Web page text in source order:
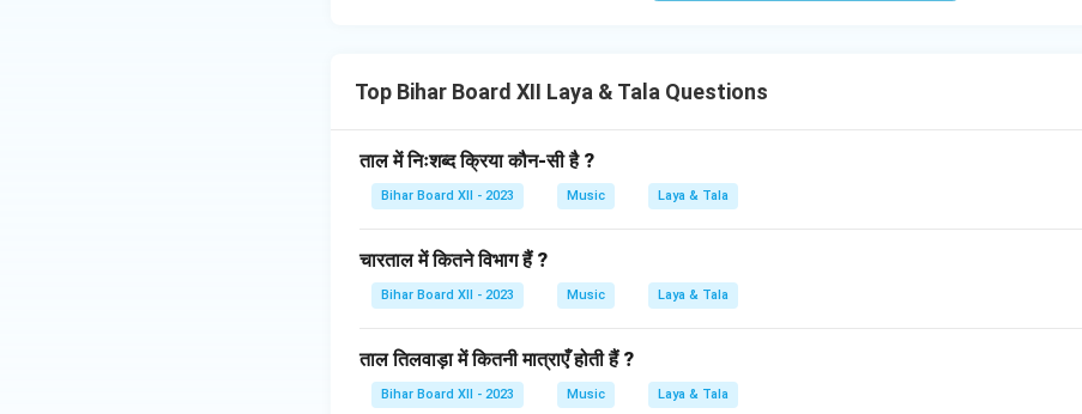
Top Bihar Board XII Laya & Tala Questions
ताल में निःशब्द क्रिया कौन-सी है ?
Bihar Board XII - 2023 Music Laya & Tala
चारताल में कितने विभाग हैं ?
Bihar Board XII - 2023 Music Laya & Tala
ताल तिलवाड़ा में कितनी मात्राएँ होती हैं ?
Bihar Board XII - 2023 Music Laya & Tala